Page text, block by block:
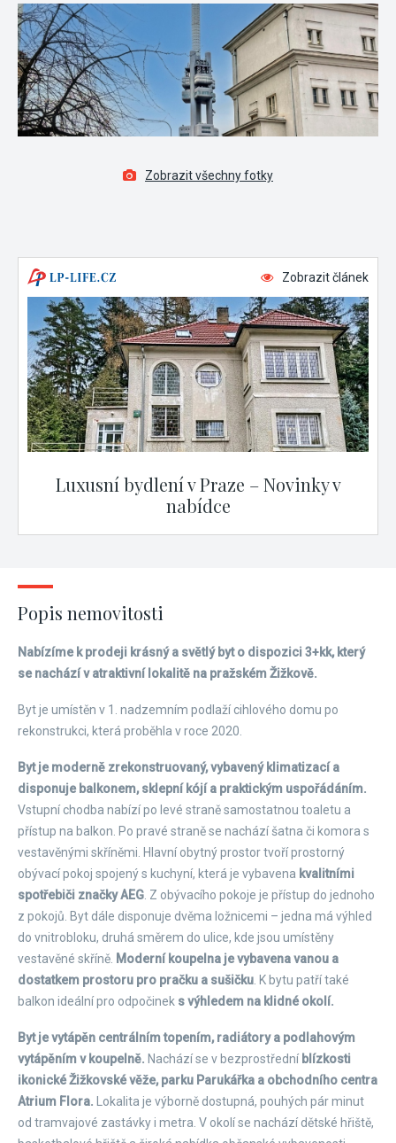
Zobrazit všechny fotky
Zobrazit článek
Luxusní bydlení v Praze – Novinky v
nabídce
Popis nemovitosti
Nabízíme k prodeji krásný a světlý byt o dispozici 3+kk, který
se nachází v atraktivní lokalitě na pražském Žižkově.
Byt je umístěn v 1. nadzemním podlaží cihlového domu po
rekonstrukci, která proběhla v roce 2020.
Byt je moderně zrekonstruovaný, vybavený klimatizací a
disponuje balkonem, sklepní kójí a praktickým uspořádáním.
Vstupní chodba nabízí po levé straně samostatnou toaletu a
přístup na balkon. Po pravé straně se nachází šatna či komora s
vestavěnými skříněmi. Hlavní obytný prostor tvoří prostorný
obývací pokoj spojený s kuchyní, která je vybavena kvalitními
spotřebiči značky AEG . Z obývacího pokoje je přístup do jednoho
z pokojů. Byt dále disponuje dvěma ložnicemi – jedna má výhled
do vnitrobloku, druhá směrem do ulice, kde jsou umístěny
vestavěné skříně. Moderní koupelna je vybavena vanou a
dostatkem prostoru pro pračku a sušičku . K bytu patří také
balkon ideální pro odpočinek s výhledem na klidné okolí.
Byt je vytápěn centrálním topením, radiátory a podlahovým
vytápěním v koupelně. Nachází se v bezprostřední blízkosti
ikonické Žižkovské věže, parku Parukářka a obchodního centra
Atrium Flora. Lokalita je výborně dostupná, pouhých pár minut
od tramvajové zastávky i metra. V okolí se nachází dětské hřiště,